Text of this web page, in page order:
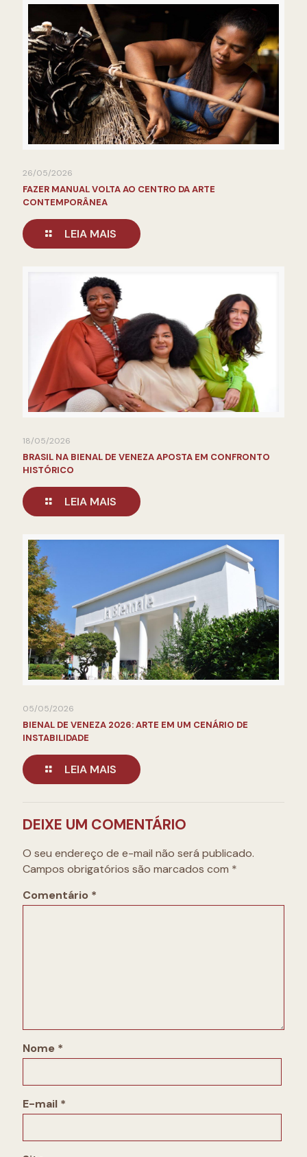
26/05/2026
FAZER MANUAL VOLTA AO CENTRO DA ARTE
CONTEMPORÂNEA
LEIA MAIS
18/05/2026
BRASIL NA BIENAL DE VENEZA APOSTA EM CONFRONTO
HISTÓRICO
LEIA MAIS
05/05/2026
BIENAL DE VENEZA 2026: ARTE EM UM CENÁRIO DE
INSTABILIDADE
LEIA MAIS
DEIXE UM COMENTÁRIO
O seu endereço de e-mail não será publicado.
Campos obrigatórios são marcados com *
Comentário *
Nome *
E-mail *